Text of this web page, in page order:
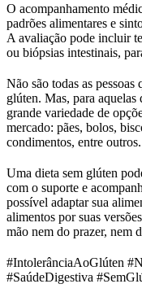
O acompanhamento
padrões alimentares e
A avaliação pode incluir
ou biópsias intestinais,
Não são todas as
glúten. Mas, para
grande variedade de
mercado: pães, bolos,
condimentos, entre outros.
Uma dieta sem glúten
com o suporte e
possível adaptar sua
alimentos por suas
mão nem do prazer, nem
#IntolerânciaAoGlúten
#SaúdeDigestiva